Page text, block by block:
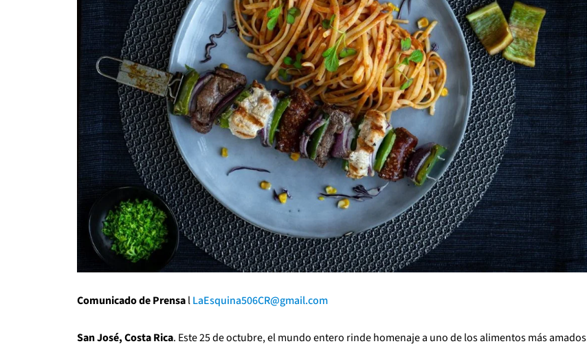
Comunicado de PrensalLaEsquina506CR@gmail.com
San José, Costa Rica. Este 25 de octubre, el mundo entero rinde homenaje a uno de los alimentos más amados